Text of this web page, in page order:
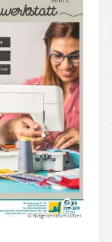
© Bürgerzentrum Lützel